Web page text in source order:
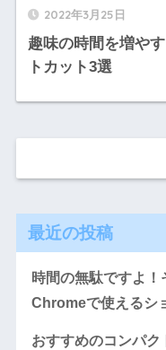
2022年3月25日
趣味の時間を増や
トカット3選
最近の投稿
時間の無駄ですよ！
Chromeで使えるシ
おすすめのコンパ